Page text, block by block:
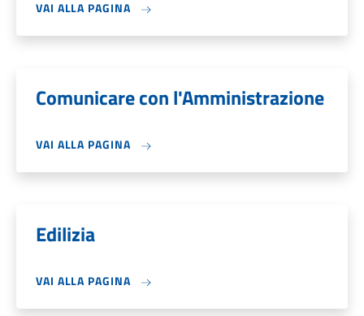
VAI ALLA PAGINA
Comunicare con l'Amministrazione
VAI ALLA PAGINA
Edilizia
VAI ALLA PAGINA